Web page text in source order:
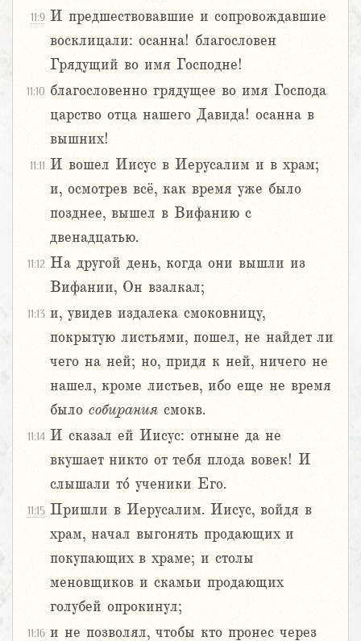
11:9 И предшествовавшие и сопровождавшие
восклицали: осанна! благословен
Грядущий во имя Господне!
11:10 благословенно грядущее во имя Господа
царство отца нашего Давида! осанна в
вышних!
11:11 И вошел Иисус в Иерусалим и в храм;
и, осмотрев всё, как время уже было
позднее, вышел в Вифанию с
двенадцатью.
11:12 На другой день, когда они вышли из
Вифании, Он взалкал;
11:13 и, увидев издалека смоковницу,
покрытую листьями, пошел, не найдет ли
чего на ней; но, придя к ней, ничего не
нашел, кроме листьев, ибо еще не время
было собирания смокв.
11:14 И сказал ей Иисус: отныне да не
вкушает никто от тебя плода вовек! И
слышали то́ ученики Его.
11:15 Пришли в Иерусалим. Иисус, войдя в
храм, начал выгонять продающих и
покупающих в храме; и столы
меновщиков и скамьи продающих
голубей опрокинул;
11:16 и не позволял, чтобы кто пронес через